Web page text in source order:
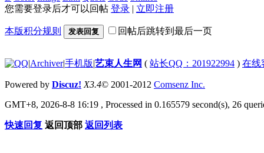
您需要登录后才可以回帖 登录 | 立即注册
本版积分规则 发表回复 回帖后跳转到最后一页
|Archiver|手机版|艺束人生网 ( 站长QQ：201922994 ) 在线
Powered by Discuz! X3.4© 2001-2012 Comsenz Inc.
GMT+8, 2026-8-8 16:19 , Processed in 0.165579 second(s), 26
快速回复 返回顶部 返回列表